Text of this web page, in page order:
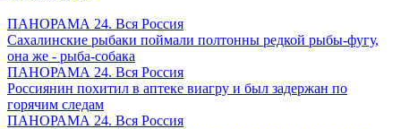
ПАНОРАМА 24. Вся Россия
Сахалинские рыбаки поймали полтонны редкой рыбы-фугу,
она же - рыба-собака
ПАНОРАМА 24. Вся Россия
Россиянин похитил в аптеке виагру и был задержан по
горячим следам
ПАНОРАМА 24. Вся Россия